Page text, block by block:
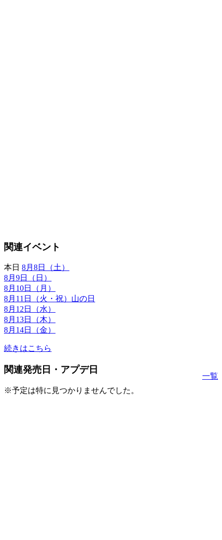
関連イベント
本日 8月8日（土）
8月9日（日）
8月10日（月）
8月11日（火・祝）山の日
8月12日（水）
8月13日（木）
8月14日（金）
続きはこちら
一覧
関連発売日・アプデ日
※予定は特に見つかりませんでした。